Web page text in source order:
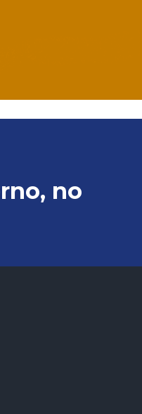
no